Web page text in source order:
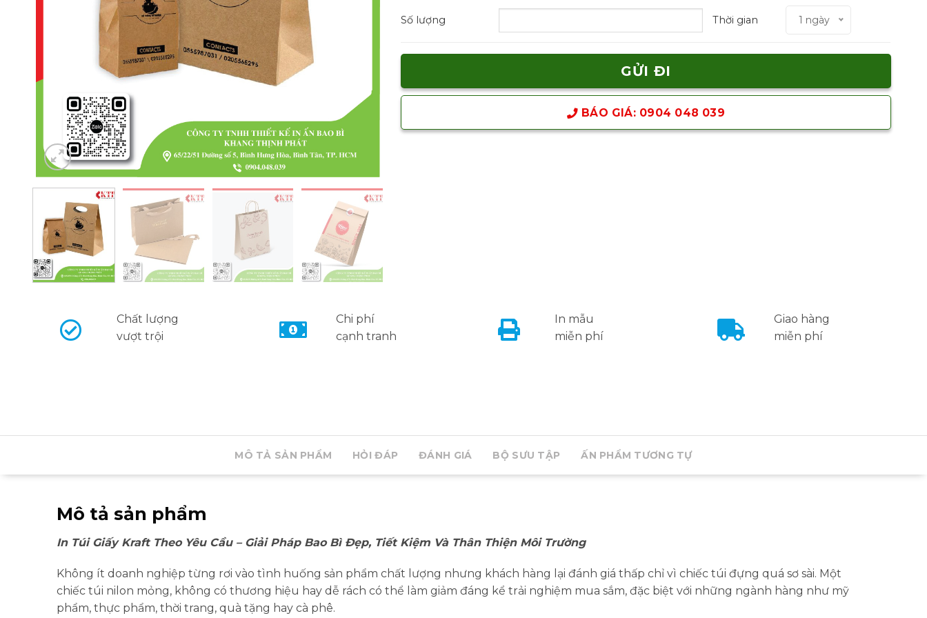
Số lượng Thời gian 1 ngày
BÁO GIÁ: 0904 048 039
Chất lượng
vượt trội
Chi phí
cạnh tranh
In mẫu
miễn phí
Giao hàng
miễn phí
MÔ TẢ SẢN PHẨM HỎI ĐÁP ĐÁNH GIÁ BỘ SƯU TẬP ẤN PHẨM TƯƠNG TỰ
Mô tả sản phẩm
In Túi Giấy Kraft Theo Yêu Cầu – Giải Pháp Bao Bì Đẹp, Tiết Kiệm Và Thân Thiện Môi Trường
Không ít doanh nghiệp từng rơi vào tình huống sản phẩm chất lượng nhưng khách hàng lại đánh giá thấp chỉ vì chiếc túi đựng quá sơ sài. Một
chiếc túi nilon mỏng, không có thương hiệu hay dễ rách có thể làm giảm đáng kể trải nghiệm mua sắm, đặc biệt với những ngành hàng như mỹ
phẩm, thực phẩm, thời trang, quà tặng hay cà phê.